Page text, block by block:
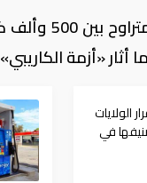
الولايات
في